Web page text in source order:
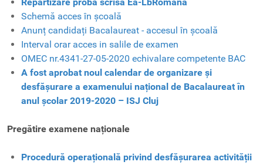
Schemă acces în școală
Anunț candidați Bacalaureat - accesul în școală
Interval orar acces in salile de examen
OMEC nr.4341-27-05-2020 echivalare competente BAC
A fost aprobat noul calendar de organizare și
desfășurare a examenului național de Bacalaureat în
anul școlar 2019-2020 – ISJ Cluj
Pregătire examene naționale
Procedură operațională privind desfășurarea activității